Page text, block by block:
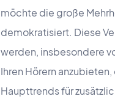
möchte die große
demokratisiert. Diese
werden, insbesondere
Ihren Hörern
Haupttrends für